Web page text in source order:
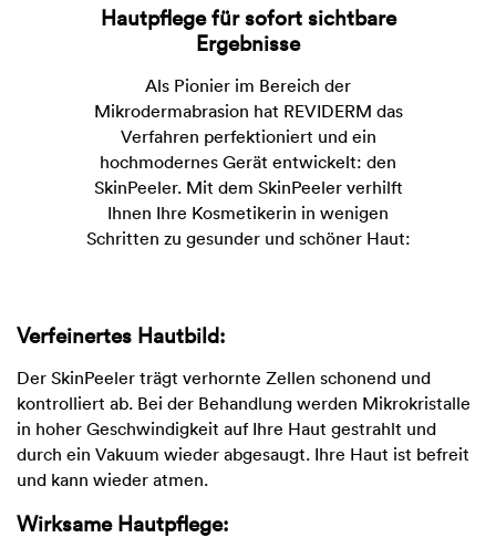
Hautpflege für sofort sichtbare
Ergebnisse
Als Pionier im Bereich der
Mikrodermabrasion hat REVIDERM das
Verfahren perfektioniert und ein
hochmodernes Gerät entwickelt: den
SkinPeeler. Mit dem SkinPeeler verhilft
Ihnen Ihre Kosmetikerin in wenigen
Schritten zu gesunder und schöner Haut:
Verfeinertes Hautbild:
Der SkinPeeler trägt verhornte Zellen schonend und
kontrolliert ab. Bei der Behandlung werden Mikrokristalle
in hoher Geschwindigkeit auf Ihre Haut gestrahlt und
durch ein Vakuum wieder abgesaugt. Ihre Haut ist befreit
und kann wieder atmen.
Wirksame Hautpflege: